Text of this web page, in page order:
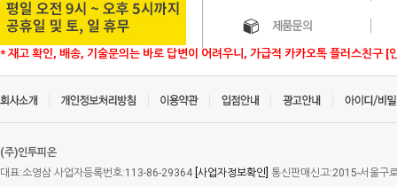
* 재고 확인, 배송, 기술문의는 바로 답변이 어려우니, 가급적 카카오톡 플러스친구 [
(주)인투피온
대표:소영삼 사업자등록번호:113-86-29364 [사업자정보확인] 통신판매신고:2015-서울구